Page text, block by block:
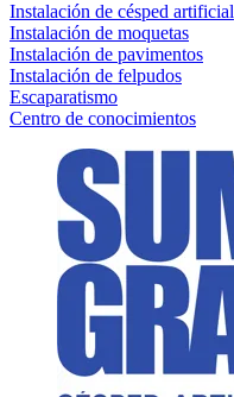
Instalación de césped artificial
Instalación de moquetas
Instalación de pavimentos
Instalación de felpudos
Escaparatismo
Centro de conocimientos